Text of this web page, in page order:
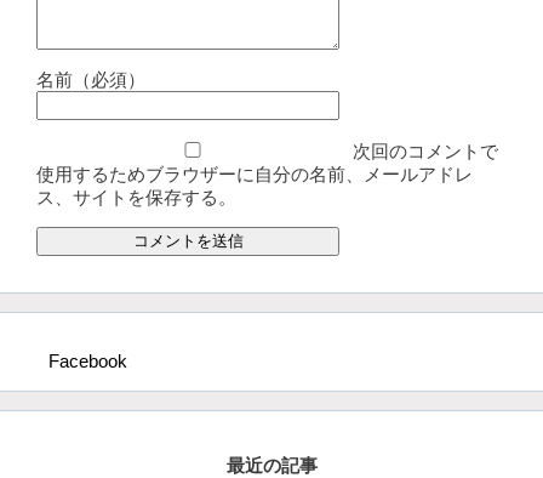
名前（必須）
次回のコメントで
使用するためブラウザーに自分の名前、メールアドレ
ス、サイトを保存する。
Facebook
最近の記事